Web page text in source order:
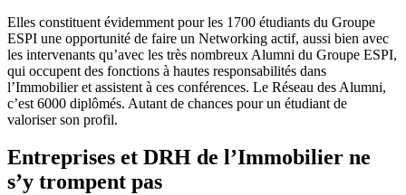
Elles constituent évidemment pour les 1700 étudiants du Groupe
ESPI une opportunité de faire un Networking actif, aussi bien avec
les intervenants qu’avec les très nombreux Alumni du Groupe ESPI,
qui occupent des fonctions à hautes responsabilités dans
l’Immobilier et assistent à ces conférences. Le Réseau des Alumni,
c’est 6000 diplômés. Autant de chances pour un étudiant de
valoriser son profil.
Entreprises et DRH de l’Immobilier ne
s’y trompent pas